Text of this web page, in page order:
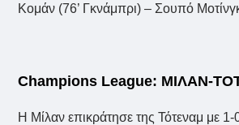
Κομάν (76’ Γκνάμπρι) – Σουπό
Champions League: ΜΙΛΑΝ-
Η Μίλαν επικράτησε της Τότεναμ με